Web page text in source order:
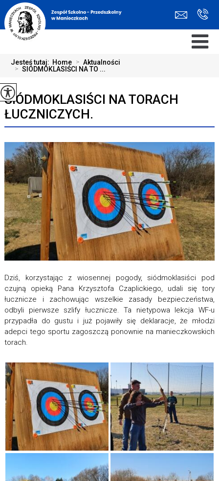
Jesteś tutaj: Home > Aktualności
> SIÓDMOKLASIŚCI NA TO ...
SIÓDMOKLASIŚCI NA TORACH
ŁUCZNICZYCH.
Dziś, korzystając z wiosennej pogody, siódmoklasiści pod
czujną opieką Pana Krzysztofa Czaplickiego, udali się tory
łucznicze i zachowując wszelkie zasady bezpieczeństwa,
odbyli pierwsze szlify łucznicze. Ta nietypowa lekcja WF-u
przypadła do gustu i już pojawiły się deklaracje, że młodzi
adepci tego sportu zagoszczą ponownie na manieczkowskich
torach.